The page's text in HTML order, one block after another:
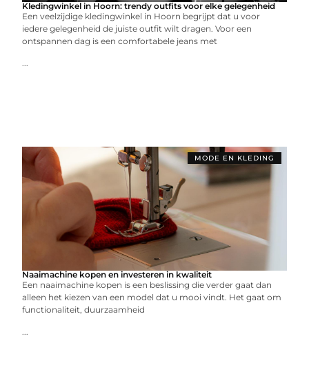
Kledingwinkel in Hoorn: trendy outfits voor elke gelegenheid
Een veelzijdige kledingwinkel in Hoorn begrijpt dat u voor
iedere gelegenheid de juiste outfit wilt dragen. Voor een
ontspannen dag is een comfortabele jeans met
...
MODE EN KLEDING
Naaimachine kopen en investeren in kwaliteit
Een naaimachine kopen is een beslissing die verder gaat dan
alleen het kiezen van een model dat u mooi vindt. Het gaat om
functionaliteit, duurzaamheid
...